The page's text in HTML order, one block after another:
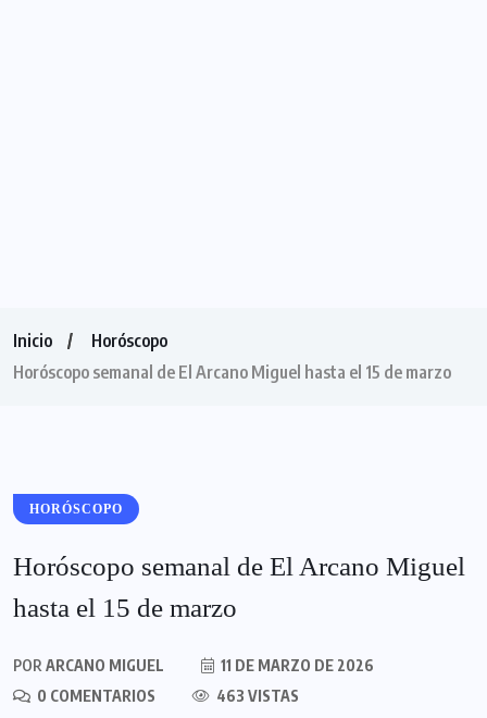
Inicio
Horóscopo
Horóscopo semanal de El Arcano Miguel hasta el 15 de marzo
HORÓSCOPO
Horóscopo semanal de El Arcano Miguel
hasta el 15 de marzo
POR ARCANO MIGUEL
11 DE MARZO DE 2026
0 COMENTARIOS
463 VISTAS